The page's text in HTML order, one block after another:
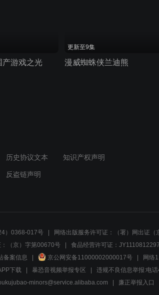
产游戏之光
更新至9集
漫威蜘蛛侠兰迪熊
历史协议文本 知识产权声明
反盗链声明
）0368-017号
网络出版服务许可证：（署）网出证（
（京）字第00670号
食品经营许可证：
备案信息 京公网安备11000002000017号
网络
下载 暴恐音视频举报专区
违规不良信息举报:电
minors@service.alibaba.com 廉正举报入口